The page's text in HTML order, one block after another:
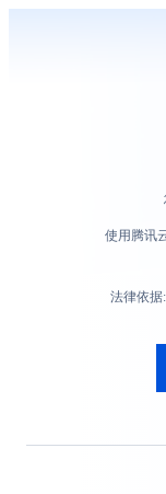
使用腾讯
法律依据